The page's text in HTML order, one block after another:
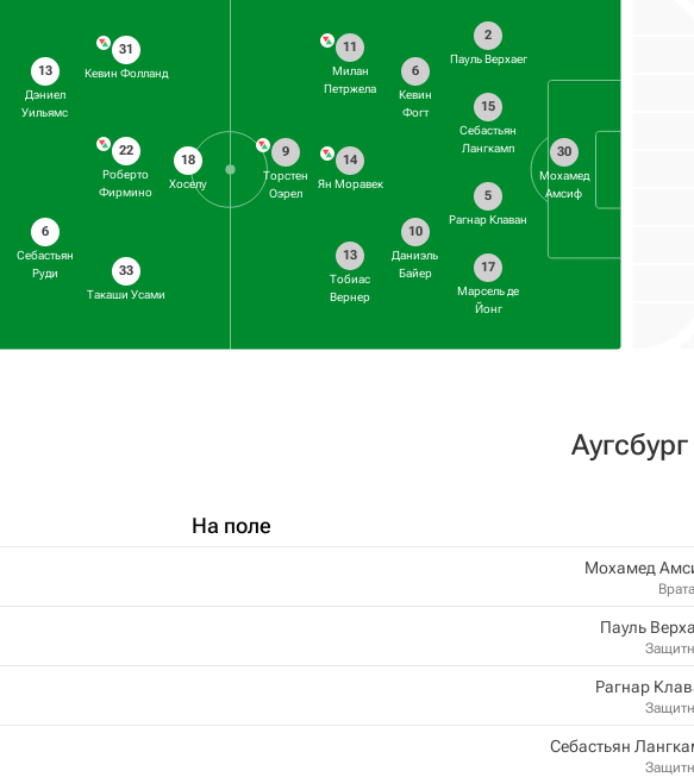
13
Дэниел
Уильямс
6
Себастьян
Руди
31
Кевин Фолланд
22
Роберто
Фирмино
33
Такаши Усами
18
Хоселу
30
Мохамед
Амсиф
2
Пауль Верхаег
15
Себастьян
Лангкамп
5
Рагнар Клаван
17
Марсель де
Йонг
6
Кевин
Фогт
10
Даниэль
Байер
11
Милан
Петржела
14
Ян Моравек
13
Тобиас
Вернер
9
Торстен
Оэрел
На поле
Аугсбург
Мохамед
Пауль
Рагнар
Себастьян